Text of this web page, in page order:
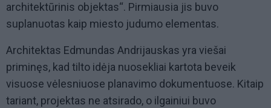
architektūrinis objektas“. Pirmiausia jis buvo
suplanuotas kaip miesto judumo elementas.
Architektas Edmundas Andrijauskas yra viešai
priminęs, kad tilto idėja nuosekliai kartota beveik
visuose vėlesniuose planavimo dokumentuose. Kitaip
tariant, projektas ne atsirado, o ilgainiui buvo